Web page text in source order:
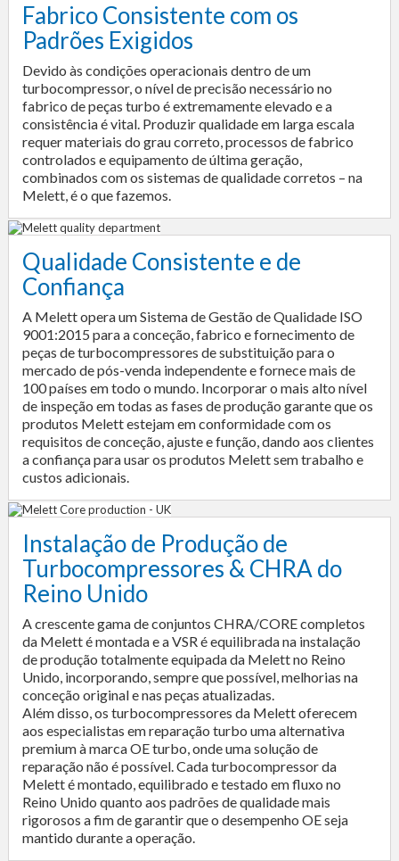
Fabrico Consistente com os
Padrões Exigidos
Devido às condições operacionais dentro de um
turbocompressor, o nível de precisão necessário no
fabrico de peças turbo é extremamente elevado e a
consistência é vital. Produzir qualidade em larga escala
requer materiais do grau correto, processos de fabrico
controlados e equipamento de última geração,
combinados com os sistemas de qualidade corretos – na
Melett, é o que fazemos.
Qualidade Consistente e de
Confiança
A Melett opera um Sistema de Gestão de Qualidade ISO
9001:2015 para a conceção, fabrico e fornecimento de
peças de turbocompressores de substituição para o
mercado de pós-venda independente e fornece mais de
100 países em todo o mundo. Incorporar o mais alto nível
de inspeção em todas as fases de produção garante que os
produtos Melett estejam em conformidade com os
requisitos de conceção, ajuste e função, dando aos clientes
a confiança para usar os produtos Melett sem trabalho e
custos adicionais.
Instalação de Produção de
Turbocompressores & CHRA do
Reino Unido
A crescente gama de conjuntos CHRA/CORE completos
da Melett é montada e a VSR é equilibrada na instalação
de produção totalmente equipada da Melett no Reino
Unido, incorporando, sempre que possível, melhorias na
conceção original e nas peças atualizadas.
Além disso, os turbocompressores da Melett oferecem
aos especialistas em reparação turbo uma alternativa
premium à marca OE turbo, onde uma solução de
reparação não é possível. Cada turbocompressor da
Melett é montado, equilibrado e testado em fluxo no
Reino Unido quanto aos padrões de qualidade mais
rigorosos a fim de garantir que o desempenho OE seja
mantido durante a operação.